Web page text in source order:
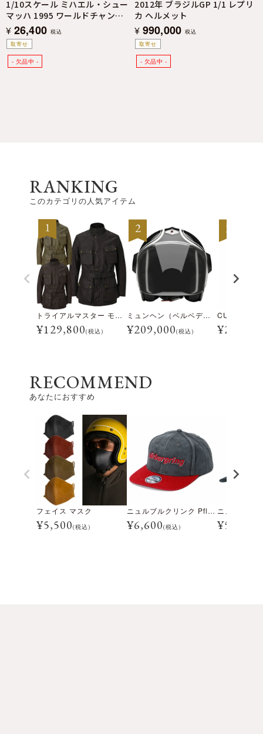
取寄せ
1/10スケール ミハエル・シュー
マッハ 1995 ワールドチャンピ
オン フィギュア
¥ 26,400 税込
取寄せ
2012年 ブラジルGP 1/1 レプリ
カ ヘルメット
¥ 990,000 税込
RANKING
このカテゴリの人気アイテム
トライアルマスター モーターサイクル ジャケット
¥129,800(税込)
ミュンヘン（ベルベデーレ）
¥209,000(税込) ¥28,600
RECOMMEND
あなたにおすすめ
フェイス マスク
¥5,500(税込)
ニュルブルクリンク Pflanzgarten キャップ
¥6,600(税込) ¥5,500